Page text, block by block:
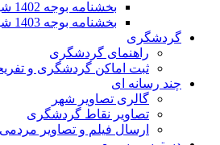
بخشنامه بوجه 1402 شهرداری ها
بخشنامه بوجه 1403 شهرداری ها
گردشگری
راهنمای گردشگری
ثبت اماکن گردشگری و
چند رسانه ای
گالری تصاویر شهر
تصاویر نقاط گردشگری
ارسال فیلم و تصاویر مردمی